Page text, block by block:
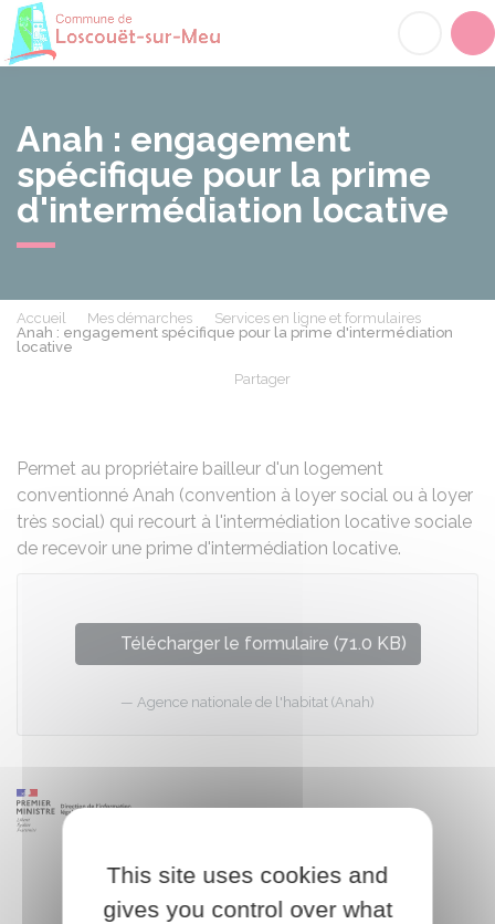
Anah : engagement
spécifique pour la prime
d'intermédiation locative
Accueil Mes démarches
Services en ligne et formulaires
Anah : engagement spécifique pour la prime d'intermédiation
locative
Partager
Permet au propriétaire bailleur d'un logement
conventionné Anah (convention à loyer social ou à loyer
très social) qui recourt à l'intermédiation locative sociale
de recevoir une prime d'intermédiation locative.
Télécharger le formulaire (71.0 KB)
Agence nationale de l'habitat (Anah)
This site uses cookies and
gives you control over what